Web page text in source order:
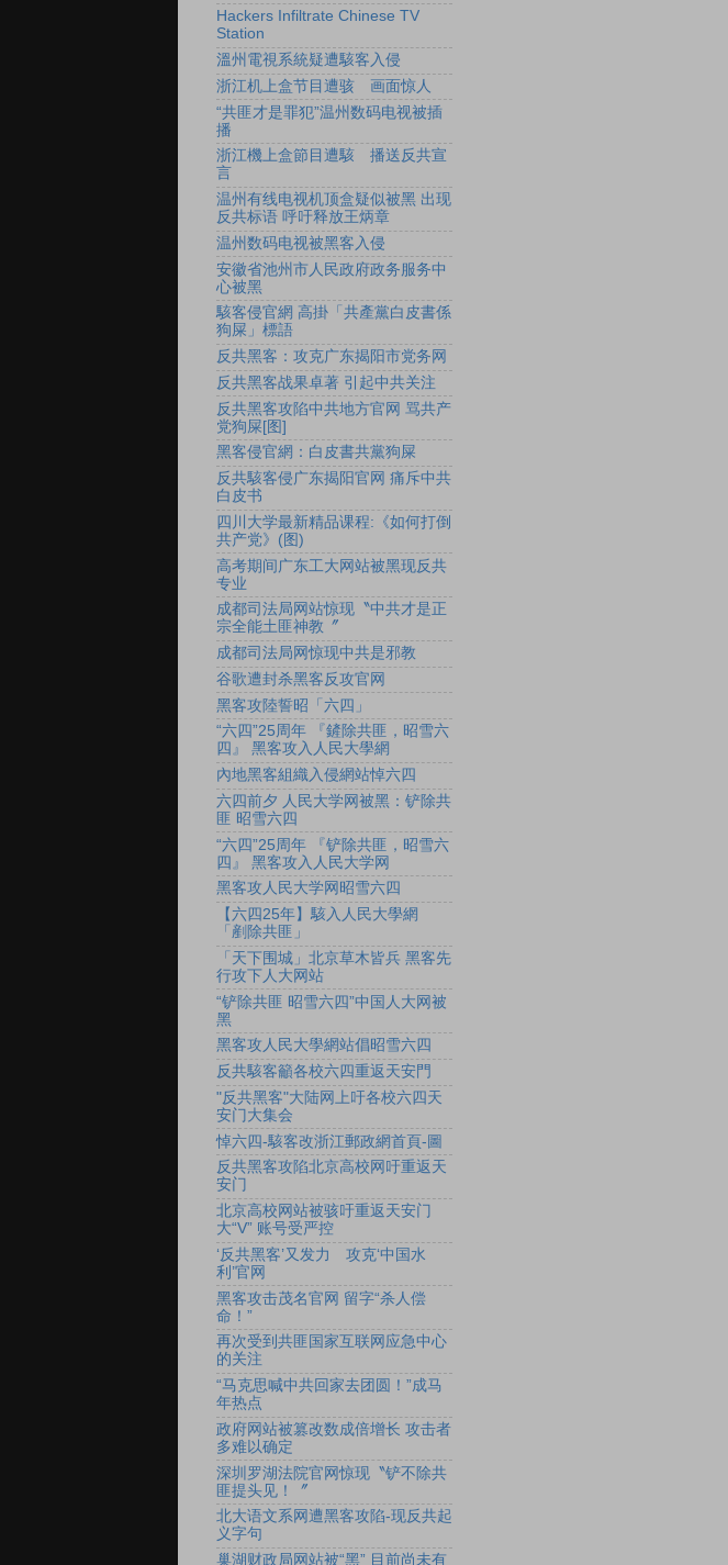
Hackers Infiltrate Chinese TV
Station
溫州電視系統疑遭駭客入侵
浙江机上盒节目遭骇 画面惊人
“共匪才是罪犯”温州数码电视被插
播
浙江機上盒節目遭駭 播送反共宣
言
温州有线电视机顶盒疑似被黑 出现
反共标语 呼吁释放王炳章
温州数码电视被黑客入侵
安徽省池州市人民政府政务服务中
心被黑
駭客侵官網 高掛「共產黨白皮書係
狗屎」標語
反共黑客：攻克广东揭阳市党务网
反共黑客战果卓著 引起中共关注
反共黑客攻陷中共地方官网 骂共产
党狗屎[图]
黑客侵官網：白皮書共黨狗屎
反共駭客侵广东揭阳官网 痛斥中共
白皮书
四川大学最新精品课程:《如何打倒
共产党》(图)
高考期间广东工大网站被黑现反共
专业
成都司法局网站惊现〝中共才是正
宗全能土匪神教〞
成都司法局网惊现中共是邪教
谷歌遭封杀黑客反攻官网
黑客攻陸誓昭「六四」
“六四”25周年 『鏟除共匪，昭雪六
四』 黑客攻入人民大學網
內地黑客組織入侵網站悼六四
六四前夕 人民大学网被黑：铲除共
匪 昭雪六四
“六四”25周年 『铲除共匪，昭雪六
四』 黑客攻入人民大学网
黑客攻人民大学网昭雪六四
【六四25年】駭入人民大學網
「剷除共匪」
「天下围城」北京草木皆兵 黑客先
行攻下人大网站
“铲除共匪 昭雪六四”中国人大网被
黑
黑客攻人民大學網站倡昭雪六四
反共駭客籲各校六四重返天安門
"反共黑客"大陆网上吁各校六四天
安门大集会
悼六四-駭客改浙江郵政網首頁-圖
反共黑客攻陷北京高校网吁重返天
安门
北京高校网站被骇吁重返天安门
大“V” 账号受严控
‘反共黑客’又发力 攻克‘中国水
利’官网
黑客攻击茂名官网 留字“杀人偿
命！”
再次受到共匪国家互联网应急中心
的关注
“马克思喊中共回家去团圆！”成马
年热点
政府网站被篡改数成倍增长 攻击者
多难以确定
深圳罗湖法院官网惊现〝铲不除共
匪提头见！〞
北大语文系网遭黑客攻陷-现反共起
义字句
巢湖财政局网站被“黑” 目前尚未有